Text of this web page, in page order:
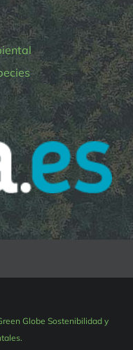
Globe Sostenibilidad y